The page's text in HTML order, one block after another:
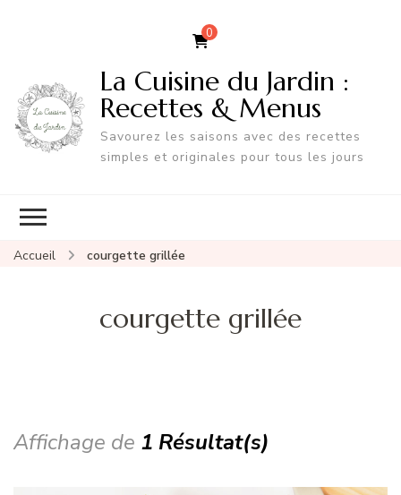
0
La Cuisine du Jardin :
Recettes & Menus
Savourez les saisons avec des recettes
simples et originales pour tous les jours
Accueil courgette grillée
courgette grillée
Affichage de 1 Résultat(s)